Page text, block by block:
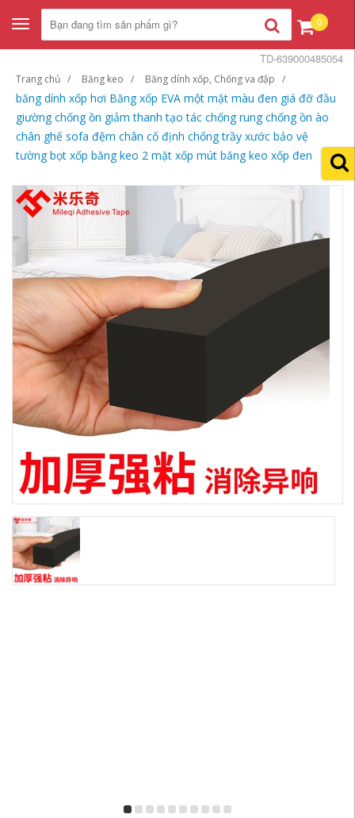
Toggle
navigation
0
Trang chủ Băng keo Băng dính xốp, Chống va đập
băng dính xốp hơi Băng xốp EVA một mặt màu đen giá đỡ đầu
giường chống ồn giảm thanh tạo tác chống rung chống ồn ào
chân ghế sofa đệm chân cố định chống trầy xước bảo vệ
tường bọt xốp băng keo 2 mặt xốp mút băng keo xốp đen
TD-639000485054